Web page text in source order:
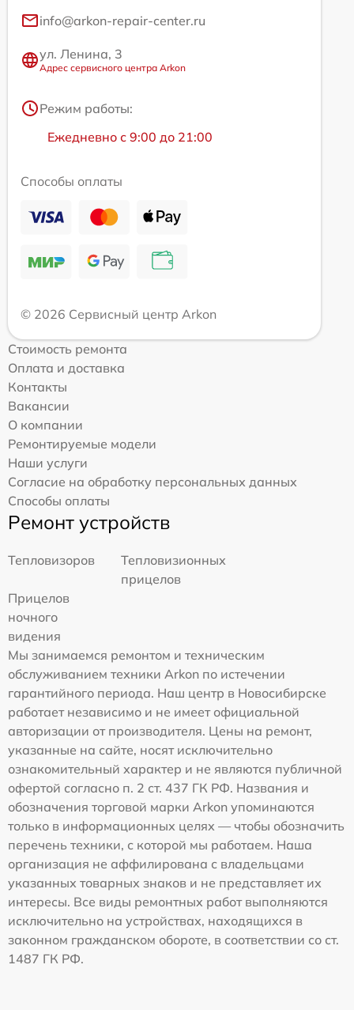
info@arkon-repair-center.ru
ул. Ленина, 3
Адрес сервисного центра Arkon
Режим работы:
Ежедневно с 9:00 до 21:00
Способы оплаты
© 2026 Сервисный центр Arkon
Стоимость ремонта
Оплата и доставка
Контакты
Вакансии
О компании
Ремонтируемые модели
Наши услуги
Согласие на обработку персональных данных
Способы оплаты
Ремонт устройств
Тепловизоров
Тепловизионных
прицелов
Прицелов
ночного
видения
Мы занимаемся ремонтом и техническим
обслуживанием техники Arkon по истечении
гарантийного периода. Наш центр в Новосибирске
работает независимо и не имеет официальной
авторизации от производителя. Цены на ремонт,
указанные на сайте, носят исключительно
ознакомительный характер и не являются публичной
офертой согласно п. 2 ст. 437 ГК РФ. Названия и
обозначения торговой марки Arkon упоминаются
только в информационных целях — чтобы обозначить
перечень техники, с которой мы работаем. Наша
организация не аффилирована с владельцами
указанных товарных знаков и не представляет их
интересы. Все виды ремонтных работ выполняются
исключительно на устройствах, находящихся в
законном гражданском обороте, в соответствии со ст.
1487 ГК РФ.